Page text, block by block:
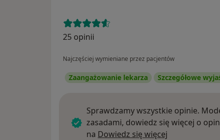
25 opinii
Najczęściej wymieniane przez pacjentów
Zaangażowanie lekarza Szczegółowe
Sprawdzamy wszystkie opinie.
zasadami, dowiedz się więcej o
na Dowiedz się więcej